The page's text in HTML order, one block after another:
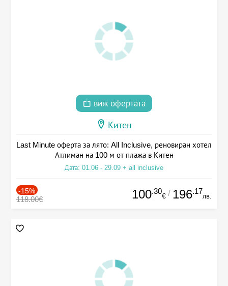
виж офертата
Китен
Last Minute оферта за лято: All Inclusive, реновиран хотел
Атлиман на 100 м от плажа в Китен
Дата: 01.06 - 29.09 + all inclusive
-15%
118.00€ 100.30
€ / 196.17
лв.